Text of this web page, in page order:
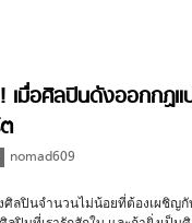
เมื่อศิลปินดังออกกฏแ
nomad609
ลปินจำนวนไม่น้อยที่ต้องเผชิญกั